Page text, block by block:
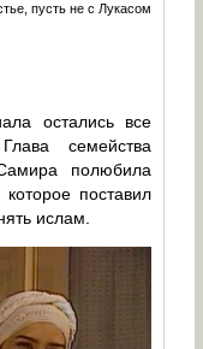
пусть не с Лукасом
остались все
семейства
полюбила
поставил
ислам.